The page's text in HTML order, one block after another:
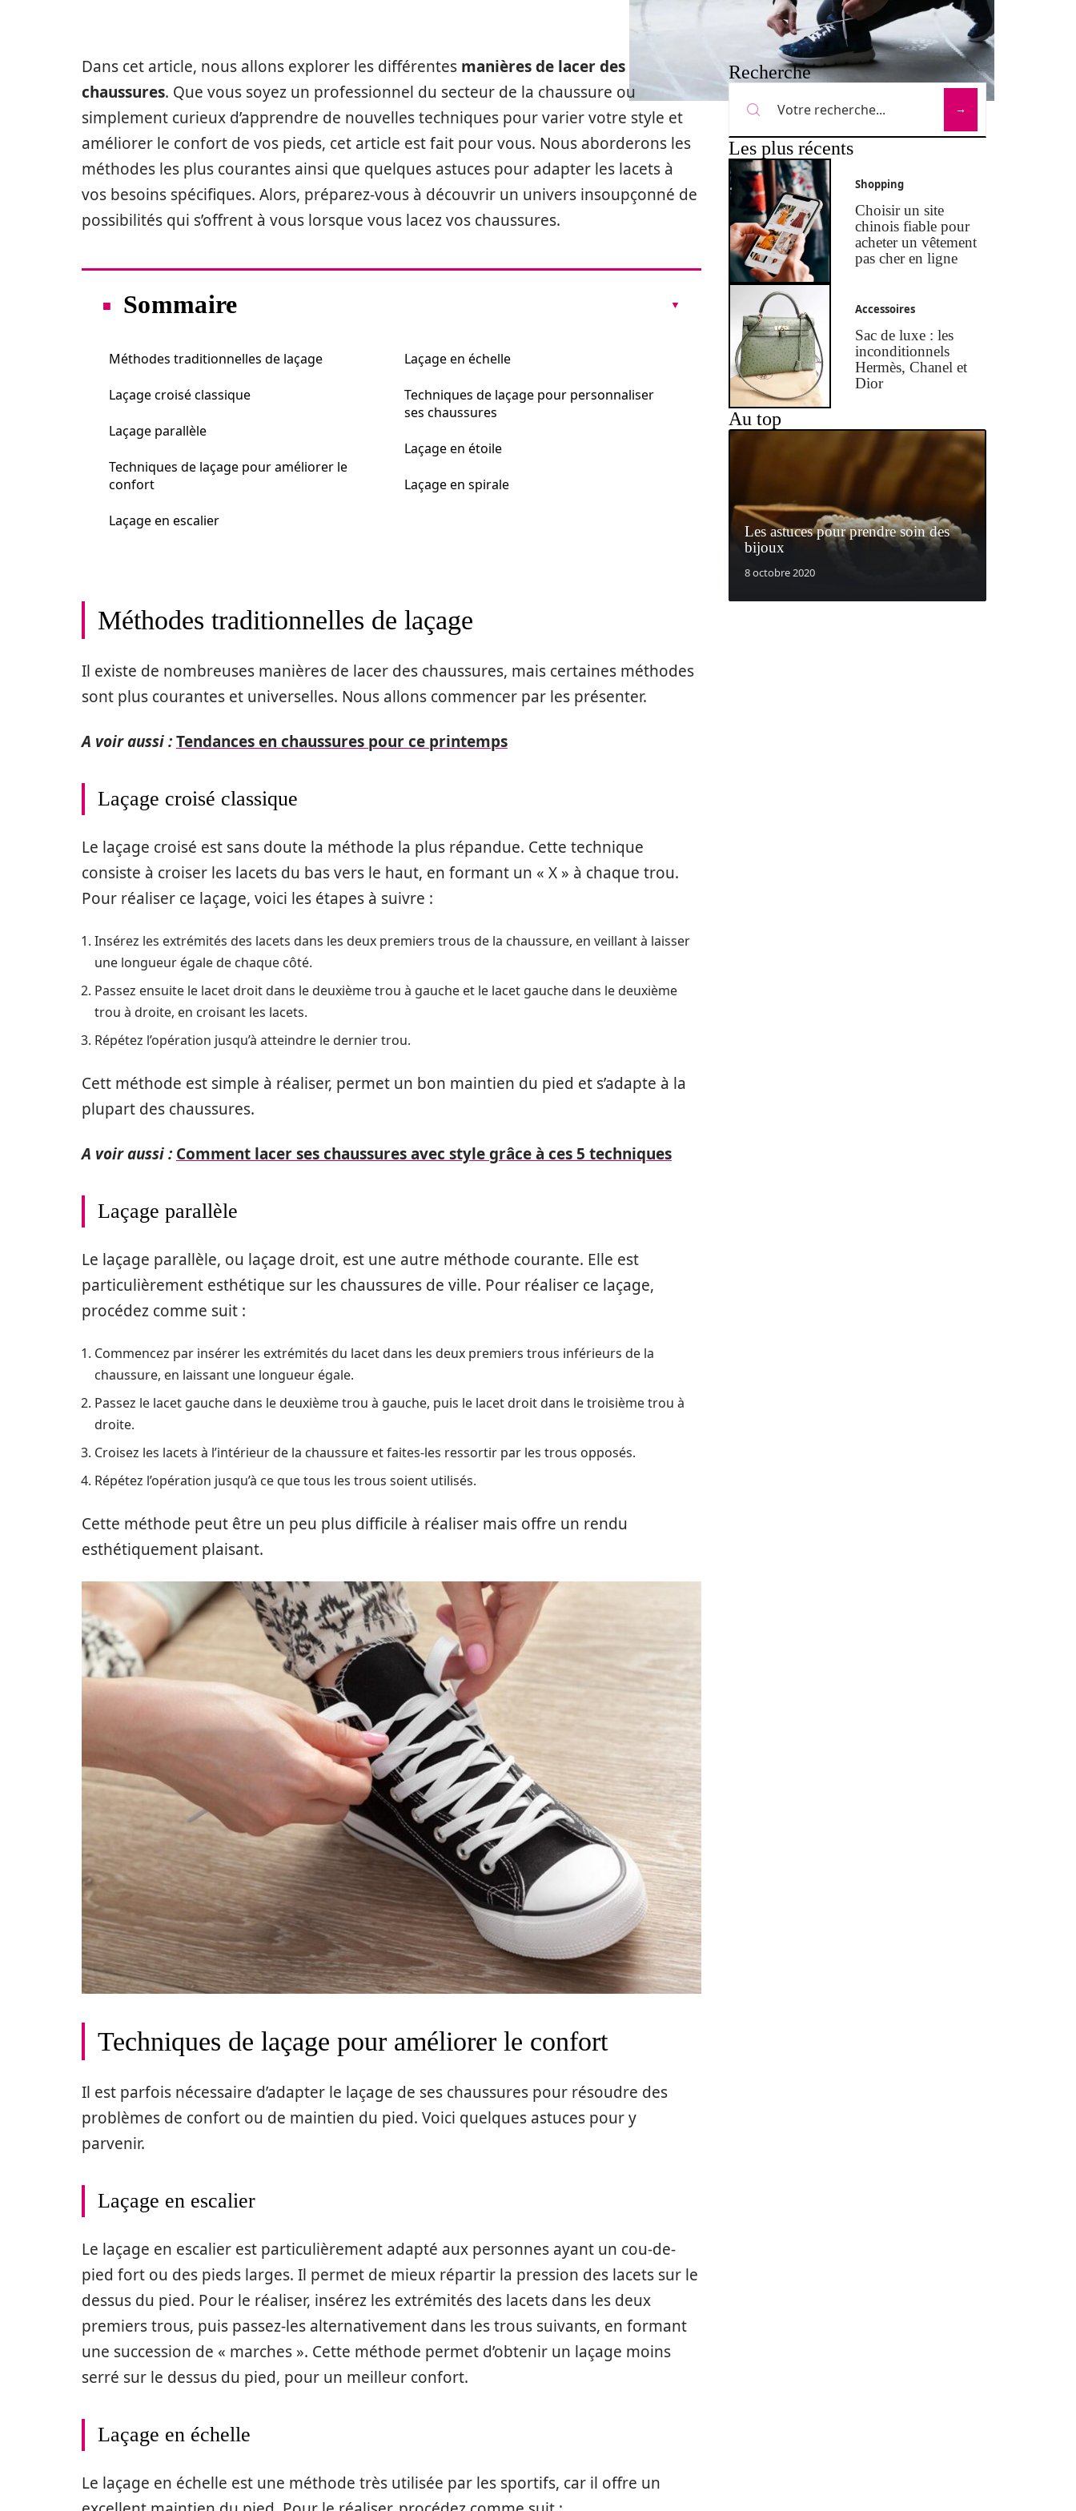
Dans cet article, nous allons explorer les différentes manières de lacer des
chaussures. Que vous soyez un professionnel du secteur de la chaussure ou
simplement curieux d’apprendre de nouvelles techniques pour varier votre style et
améliorer le confort de vos pieds, cet article est fait pour vous. Nous aborderons les
méthodes les plus courantes ainsi que quelques astuces pour adapter les lacets à
vos besoins spécifiques. Alors, préparez-vous à découvrir un univers insoupçonné de
possibilités qui s’offrent à vous lorsque vous lacez vos chaussures.
Sommaire
Méthodes traditionnelles de laçage
Laçage croisé classique
Laçage parallèle
Techniques de laçage pour améliorer le
confort
Laçage en escalier
Laçage en échelle
Techniques de laçage pour personnaliser
ses chaussures
Laçage en étoile
Laçage en spirale
Méthodes traditionnelles de laçage
Il existe de nombreuses manières de lacer des chaussures, mais certaines méthodes
sont plus courantes et universelles. Nous allons commencer par les présenter.
A voir aussi :Tendances en chaussures pour ce printemps
Laçage croisé classique
Le laçage croisé est sans doute la méthode la plus répandue. Cette technique
consiste à croiser les lacets du bas vers le haut, en formant un « X » à chaque trou.
Pour réaliser ce laçage, voici les étapes à suivre :
Insérez les extrémités des lacets dans les deux premiers trous de la chaussure, en veillant à laisser
une longueur égale de chaque côté.
Passez ensuite le lacet droit dans le deuxième trou à gauche et le lacet gauche dans le deuxième
trou à droite, en croisant les lacets.
Répétez l’opération jusqu’à atteindre le dernier trou.
Cett méthode est simple à réaliser, permet un bon maintien du pied et s’adapte à la
plupart des chaussures.
A voir aussi : Comment lacer ses chaussures avec style grâce à ces 5 techniques
Laçage parallèle
Le laçage parallèle, ou laçage droit, est une autre méthode courante. Elle est
particulièrement esthétique sur les chaussures de ville. Pour réaliser ce laçage,
procédez comme suit :
Commencez par insérer les extrémités du lacet dans les deux premiers trous inférieurs de la
chaussure, en laissant une longueur égale.
Passez le lacet gauche dans le deuxième trou à gauche, puis le lacet droit dans le troisième trou à
droite.
Croisez les lacets à l’intérieur de la chaussure et faites-les ressortir par les trous opposés.
Répétez l’opération jusqu’à ce que tous les trous soient utilisés.
Cette méthode peut être un peu plus difficile à réaliser mais offre un rendu
esthétiquement plaisant.
Techniques de laçage pour améliorer le confort
Il est parfois nécessaire d’adapter le laçage de ses chaussures pour résoudre des
problèmes de confort ou de maintien du pied. Voici quelques astuces pour y
parvenir.
Laçage en escalier
Le laçage en escalier est particulièrement adapté aux personnes ayant un cou-de-
pied fort ou des pieds larges. Il permet de mieux répartir la pression des lacets sur le
dessus du pied. Pour le réaliser, insérez les extrémités des lacets dans les deux
premiers trous, puis passez-les alternativement dans les trous suivants, en formant
une succession de « marches ». Cette méthode permet d’obtenir un laçage moins
serré sur le dessus du pied, pour un meilleur confort.
Laçage en échelle
Le laçage en échelle est une méthode très utilisée par les sportifs, car il offre un
Recherche
Les plus récents
Shopping
Choisir un site
chinois fiable pour
acheter un vêtement
pas cher en ligne
Accessoires
Sac de luxe : les
inconditionnels
Hermès, Chanel et
Dior
Au top
Les astuces pour prendre soin des
bijoux
8 octobre 2020